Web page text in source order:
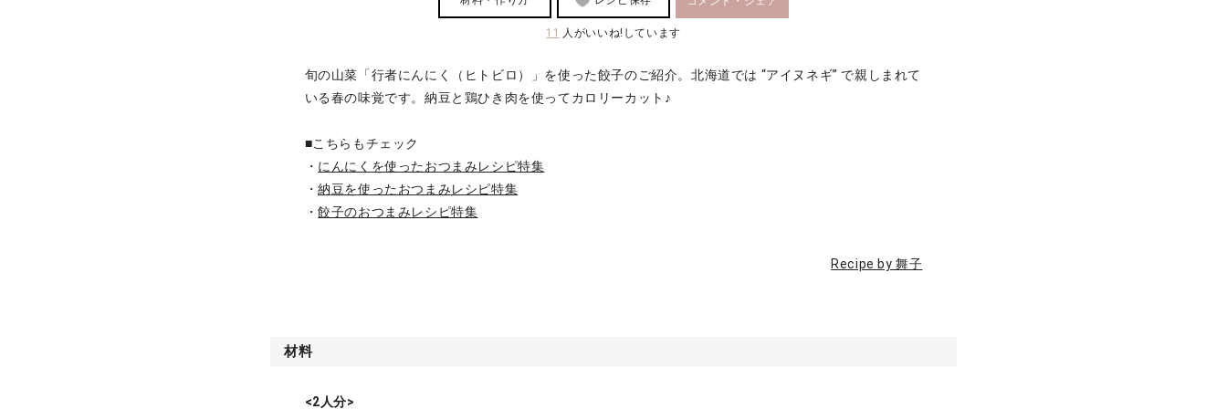
11 人がいいね!しています
旬の山菜「行者にんにく（ヒトビロ）」を使った餃子のご紹介。北海道では “アイヌネギ” で親しまれて
いる春の味覚です。納豆と鶏ひき肉を使ってカロリーカット♪
■こちらもチェック
・ にんにくを使ったおつまみレシピ特集
・納豆を使ったおつまみレシピ特集
・餃子のおつまみレシピ特集
Recipe by 舞子
材料
<2人分>